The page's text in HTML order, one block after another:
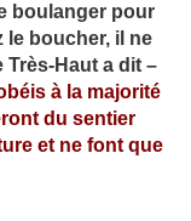
boulanger pour
le boucher, il ne
Très-Haut a dit –
à la majorité
du sentier
et ne font que